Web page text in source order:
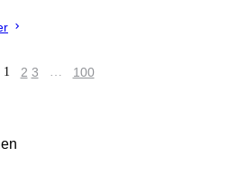
1 2 3 … 100